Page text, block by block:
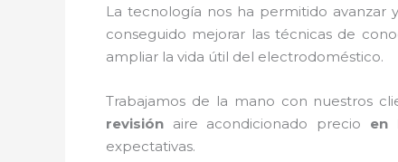
La tecnología nos ha permitido avanzar
conseguido mejorar las técnicas de
ampliar la vida útil del electrodoméstico.
Trabajamos de la mano con nuestros
revisión aire acondicionado precio en
expectativas.